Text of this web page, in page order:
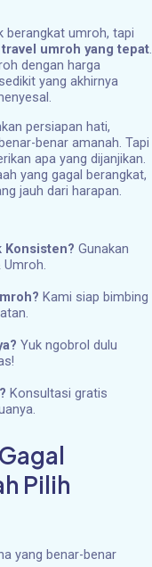
berangkat umroh, tapi
umroh yang tepat.
dengan harga
yang akhirnya
persiapan hati,
benar amanah. Tapi
apa yang dijanjikan.
yang gagal berangkat,
jauh dari harapan.
Konsisten? Gunakan
Umroh.
Kami siap bimbing
Yuk ngobrol dulu
Konsultasi gratis
Pilih
yang benar-benar